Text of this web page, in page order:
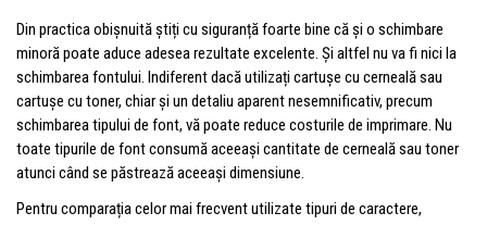
Din practica obișnuită știți cu siguranță foarte bine că și o schimbare
minoră poate aduce adesea rezultate excelente. Și altfel nu va fi nici la
schimbarea fontului. Indiferent dacă utilizați cartușe cu cerneală sau
cartușe cu toner, chiar și un detaliu aparent nesemnificativ, precum
schimbarea tipului de font, vă poate reduce costurile de imprimare. Nu
toate tipurile de font consumă aceeași cantitate de cerneală sau toner
atunci când se păstrează aceeași dimensiune.
Pentru comparația celor mai frecvent utilizate tipuri de caractere,